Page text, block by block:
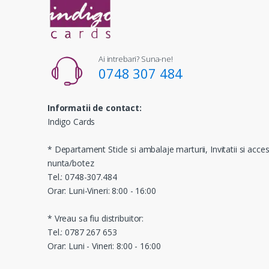
Ai intrebari? Suna-ne!
0748 307 484
Informatii de contact:
Indigo Cards
* Departament Sticle si ambalaje marturii, Invitatii si
nunta/botez
Tel.: 0748-307.484
Orar: Luni-Vineri: 8:00 - 16:00
* Vreau sa fiu distribuitor:
Tel.: 0787 267 653
Orar: Luni - Vineri: 8:00 - 16:00